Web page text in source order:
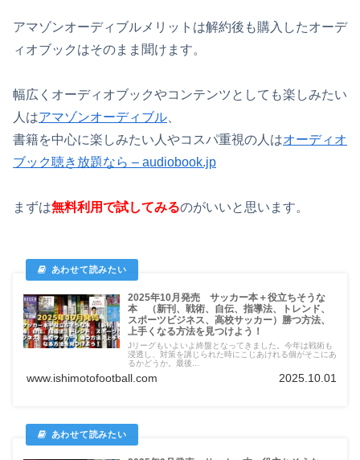
アマゾンオーディブルメリットは解約後も購入したオーデ
ィオブックはそのまま聞けます。
幅広くオーディオブックやコンテンツとしても楽しみたい
人はアマゾンオーディブル、
書籍を中心に楽しみたい人やコスパ重視の人はオーディオ
ブック聴き放題なら – audiobook.jp
まずは無料利用で試してみるのがいいと思います。
2025年10月発売 サッカー本＋役立ちそうな
本 （新刊、戦術、自伝、指導法、トレンド、
スポーツビジネス、高校サッカー）勝つ方法、
上手くなる方法を見つけよう！
Jリーグもいよいよ終盤となってきました。今年は戦術も
浸透し、対策を講じられた時にこじあけれる個がそこにあ
るかどうか。最後...
www.ishimotofootball.com 2025.10.01